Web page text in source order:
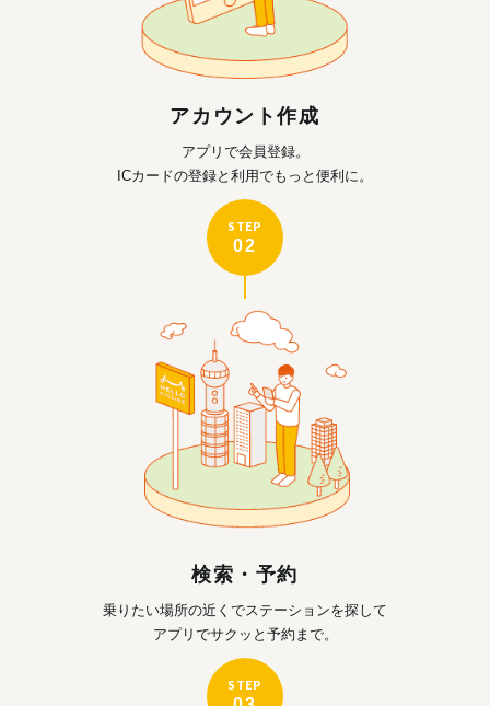
アカウント作成
アプリで会員登録。
ICカードの登録と利用でもっと便利に。
STEP
02
検索・予約
乗りたい場所の近くでステーションを探して
アプリでサクッと予約まで。
STEP